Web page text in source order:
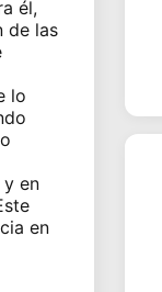
él,
de las
lo
en
en